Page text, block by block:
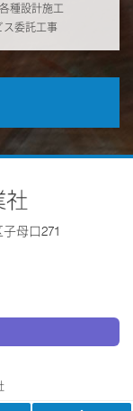
各種設計施工
ス委託工事
母口271